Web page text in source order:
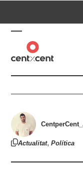
Open
mobile
menu
Close
mobile
menu
Actualitat,Política